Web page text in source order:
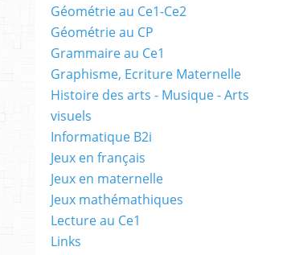
Géométrie au Ce1-Ce2
Géométrie au CP
Grammaire au Ce1
Graphisme, Ecriture Maternelle
Histoire des arts - Musique - Arts
visuels
Informatique B2i
Jeux en français
Jeux en maternelle
Jeux mathémathiques
Lecture au Ce1
Links